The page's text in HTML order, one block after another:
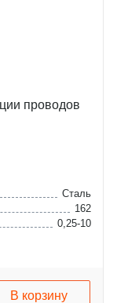
проводов
Сталь
162
0,25-10
В корзину